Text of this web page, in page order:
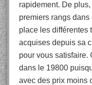
rapidement. De
premiers rangs
place les différentes
acquises depuis sa
pour vous satisfaire.
dans le 19800
avec des prix moins